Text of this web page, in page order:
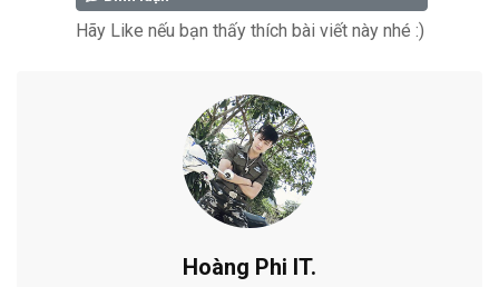
Hãy Like nếu bạn thấy thích bài viết này nhé :)
Hoàng Phi IT.